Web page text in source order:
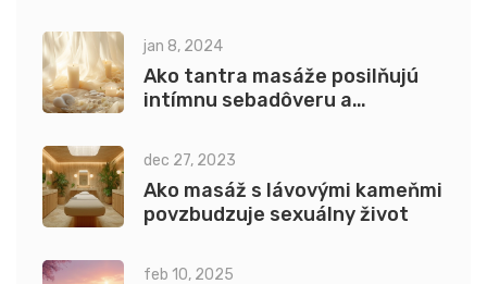
jan 8, 2024
Ako tantra masáže posilňujú
intímnu sebadôveru a
dec 27, 2023
Ako masáž s lávovými kameňmi
povzbudzuje sexuálny život
feb 10, 2025